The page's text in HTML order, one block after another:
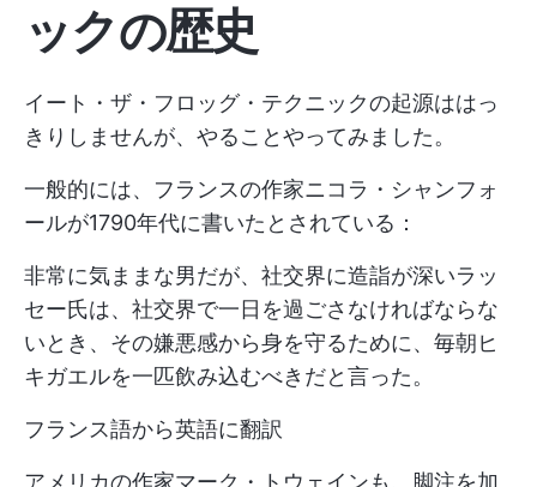
ックの歴史
イート・ザ・フロッグ・テクニックの起源ははっ
きりしませんが、やることやってみました。
一般的には、フランスの作家ニコラ・シャンフォ
ールが1790年代に書いたとされている：
非常に気ままな男だが、社交界に造詣が深いラッ
セー氏は、社交界で一日を過ごさなければならな
いとき、その嫌悪感から身を守るために、毎朝ヒ
キガエルを一匹飲み込むべきだと言った。
フランス語から英語に翻訳
アメリカの作家マーク・トウェインも、脚注を加